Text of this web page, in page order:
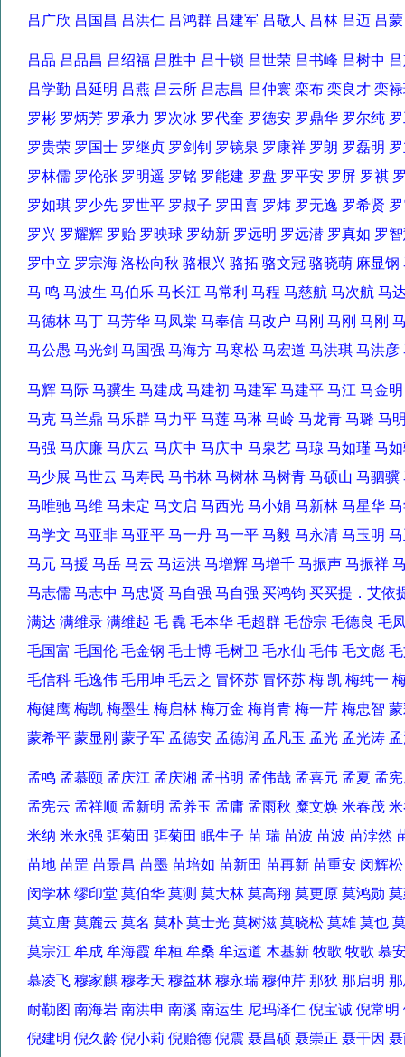
吕广欣 吕国昌 吕洪仁 吕鸿群 吕建军 吕敬人 吕林 吕迈 吕
吕品 吕品昌 吕绍福 吕胜中 吕十锁 吕世荣 吕书峰 吕树中
吕学勤 吕延明 吕燕 吕云所 吕志昌 吕仲寰 栾布 栾良才 栾
罗彬 罗炳芳 罗承力 罗次冰 罗代奎 罗德安 罗鼎华 罗尔纯
罗贵荣 罗国士 罗继贞 罗剑钊 罗镜泉 罗康祥 罗朗 罗磊明
罗林儒 罗伦张 罗明遥 罗铭 罗能建 罗盘 罗平安 罗屏 罗祺
罗如琪 罗少先 罗世平 罗叔子 罗田喜 罗炜 罗无逸 罗希贤
罗兴 罗耀辉 罗贻 罗映球 罗幼新 罗远明 罗远潜 罗真如 罗
罗中立 罗宗海 洛松向秋 骆根兴 骆拓 骆文冠 骆晓萌 麻显
马 鸣 马波生 马伯乐 马长江 马常利 马程 马慈航 马次航
马德林 马丁 马芳华 马凤棠 马奉信 马改户 马刚 马刚 马刚
马公愚 马光剑 马国强 马海方 马寒松 马宏道 马洪琪 马洪彦
马辉 马际 马骥生 马建成 马建初 马建军 马建平 马江 马金
马克 马兰鼎 马乐群 马力平 马莲 马琳 马岭 马龙青 马璐
马强 马庆廉 马庆云 马庆中 马庆中 马泉艺 马瑔 马如瑾 马
马少展 马世云 马寿民 马书林 马树林 马树青 马硕山 马驷
马唯驰 马维 马未定 马文启 马西光 马小娟 马新林 马星华
马学文 马亚非 马亚平 马一丹 马一平 马毅 马永清 马玉明
马元 马援 马岳 马云 马运洪 马增辉 马增千 马振声 马振祥
马志儒 马志中 马忠贤 马自强 马自强 买鸿钧 买买提．艾
满达 满维录 满维起 毛 毳 毛本华 毛超群 毛岱宗 毛德良
毛国富 毛国伦 毛金钢 毛士博 毛树卫 毛水仙 毛伟 毛文彪
毛信科 毛逸伟 毛用坤 毛云之 冒怀苏 冒怀苏 梅 凯 梅纯一
梅健鹰 梅凯 梅墨生 梅启林 梅万金 梅肖青 梅一芹 梅忠智
蒙希平 蒙显刚 蒙子军 孟德安 孟德润 孟凡玉 孟光 孟光涛
孟鸣 孟慕颐 孟庆江 孟庆湘 孟书明 孟伟哉 孟喜元 孟夏 孟
孟宪云 孟祥顺 孟新明 孟养玉 孟庸 孟雨秋 糜文焕 米春茂
米纳 米永强 弭菊田 弭菊田 眠生子 苗 瑞 苗波 苗波 苗浡
苗地 苗罡 苗景昌 苗墨 苗培如 苗新田 苗再新 苗重安 闵辉
闵学林 缪印堂 莫伯华 莫测 莫大林 莫高翔 莫更原 莫鸿勋
莫立唐 莫麓云 莫名 莫朴 莫士光 莫树滋 莫晓松 莫雄 莫也
莫宗江 牟成 牟海霞 牟桓 牟桑 牟运道 木基新 牧歌 牧歌
慕凌飞 穆家麒 穆孝天 穆益林 穆永瑞 穆仲芹 那狄 那启明
耐勒图 南海岩 南洪申 南溪 南运生 尼玛泽仁 倪宝诚 倪常
倪建明 倪久龄 倪小莉 倪贻德 倪震 聂昌硕 聂崇正 聂干因